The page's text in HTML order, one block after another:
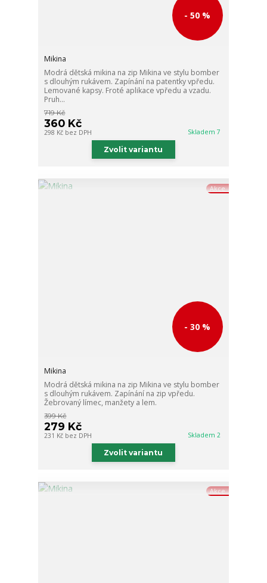
- 50 %
Mikina
Modrá dětská mikina na zip Mikina ve stylu bomber
s dlouhým rukávem. Zapínání na patentky vpředu.
Lemované kapsy. Froté aplikace vpředu a vzadu.
Pruh...
719 Kč
360 Kč
298 Kč bez DPH Skladem 7
Zvolit variantu
Akce
- 30 %
Mikina
Modrá dětská mikina na zip Mikina ve stylu bomber
s dlouhým rukávem. Zapínání na zip vpředu.
Žebrovaný límec, manžety a lem.
399 Kč
279 Kč
231 Kč bez DPH Skladem 2
Zvolit variantu
Akce